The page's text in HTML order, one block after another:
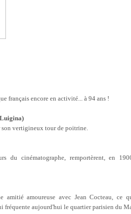
français encore en activité... à 94 ans !
vertigineux tour de poitrine.
du cinématographe, remportèrent, en
amitié amoureuse avec Jean Cocteau, ce
fréquente aujourd'hui le quartier parisien du